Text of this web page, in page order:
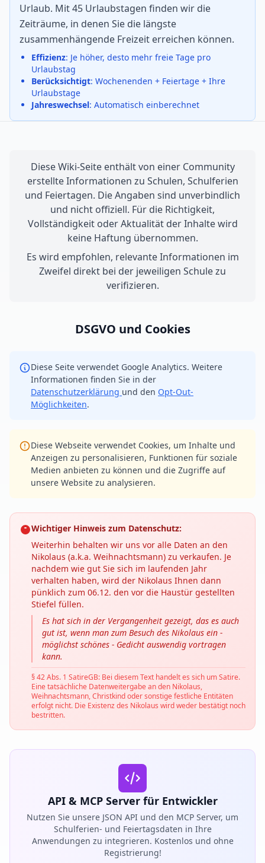
Urlaub. Mit 45 Urlaubstagen finden wir die
Zeiträume, in denen Sie die längste
zusammenhängende Freizeit erreichen können.
Effizienz: Je höher, desto mehr freie Tage pro
Urlaubstag
Berücksichtigt: Wochenenden + Feiertage + Ihre
Urlaubstage
Jahreswechsel: Automatisch einberechnet
Diese Wiki-Seite enthält von einer Community
erstellte Informationen zu Schulen, Schulferien
und Feiertagen. Die Angaben sind unverbindlich
und nicht offiziell. Für die Richtigkeit,
Vollständigkeit oder Aktualität der Inhalte wird
keine Haftung übernommen.
Es wird empfohlen, relevante Informationen im
Zweifel direkt bei der jeweiligen Schule zu
verifizieren.
DSGVO und Cookies
Diese Seite verwendet Google Analytics. Weitere
Informationen finden Sie in der
Datenschutzerklärung und den Opt-Out-
Möglichkeiten.
Diese Webseite verwendet Cookies, um Inhalte und
Anzeigen zu personalisieren, Funktionen für soziale
Medien anbieten zu können und die Zugriffe auf
unsere Website zu analysieren.
Wichtiger Hinweis zum Datenschutz:
Weiterhin behalten wir uns vor alle Daten an den
Nikolaus (a.k.a. Weihnachtsmann) zu verkaufen. Je
nachdem wie gut Sie sich im laufenden Jahr
verhalten haben, wird der Nikolaus Ihnen dann
pünklich zum 06.12. den vor die Haustür gestellten
Stiefel füllen.
Es hat sich in der Vergangenheit gezeigt, das es auch
gut ist, wenn man zum Besuch des Nikolaus ein -
möglichst schönes - Gedicht auswendig vortragen
kann.
§ 42 Abs. 1 SatireGB: Bei diesem Text handelt es sich um Satire.
Eine tatsächliche Datenweitergabe an den Nikolaus,
Weihnachtsmann, Christkind oder sonstige festliche Entitäten
erfolgt nicht. Die Existenz des Nikolaus wird weder bestätigt noch
bestritten.
API & MCP Server für Entwickler
Nutzen Sie unsere JSON API und den MCP Server, um
Schulferien- und Feiertagsdaten in Ihre
Anwendungen zu integrieren. Kostenlos und ohne
Registrierung!